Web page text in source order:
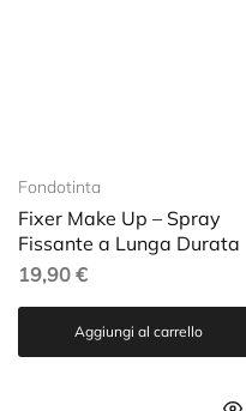
Fondotinta
Fixer Make Up – Spray
Fissante a Lunga Durata
19,90 €
Aggiungi al carrello